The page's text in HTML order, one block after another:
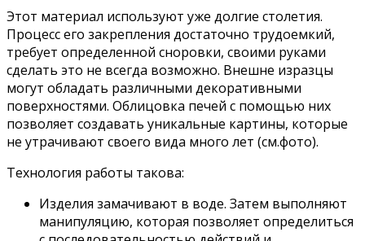
Этот материал используют уже долгие столетия.
Процесс его закрепления достаточно трудоемкий,
требует определенной сноровки, своими руками
сделать это не всегда возможно. Внешне изразцы
могут обладать различными декоративными
поверхностями. Облицовка печей с помощью них
позволяет создавать уникальные картины, которые
не утрачивают своего вида много лет (см.фото).
Технология работы такова:
Изделия замачивают в воде. Затем выполняют
манипуляцию, которая позволяет определиться